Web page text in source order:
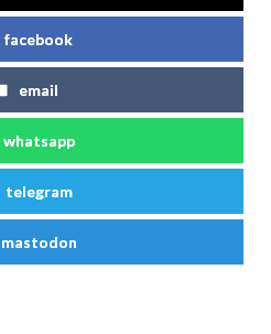
facebook
email
whatsapp
telegram
mastodon